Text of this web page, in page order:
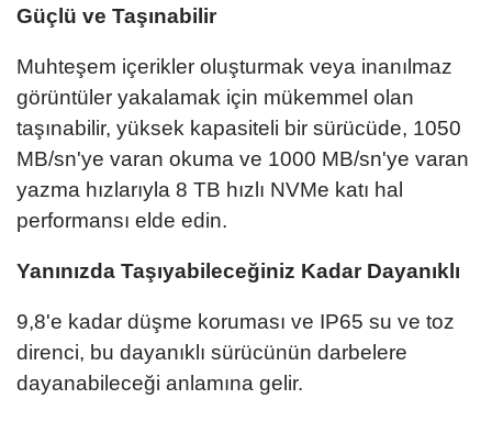
Güçlü ve Taşınabilir
Muhteşem içerikler oluşturmak veya inanılmaz
görüntüler yakalamak için mükemmel olan
taşınabilir, yüksek kapasiteli bir sürücüde, 1050
MB/sn'ye varan okuma ve 1000 MB/sn'ye varan
yazma hızlarıyla 8 TB hızlı NVMe katı hal
performansı elde edin.
Yanınızda Taşıyabileceğiniz Kadar Dayanıklı
9,8'e kadar düşme koruması ve IP65 su ve toz
direnci, bu dayanıklı sürücünün darbelere
dayanabileceği anlamına gelir.